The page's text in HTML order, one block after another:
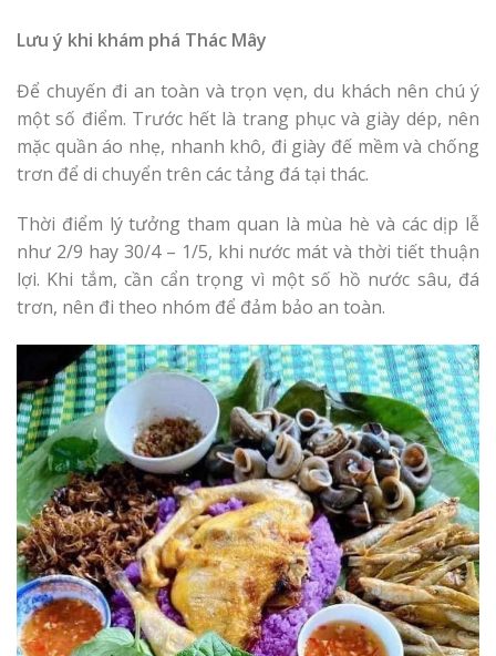
Lưu ý khi khám phá Thác Mây
Để chuyến đi an toàn và trọn vẹn, du khách nên chú ý
một số điểm. Trước hết là trang phục và giày dép, nên
mặc quần áo nhẹ, nhanh khô, đi giày đế mềm và chống
trơn để di chuyển trên các tảng đá tại thác.
Thời điểm lý tưởng tham quan là mùa hè và các dịp lễ
như 2/9 hay 30/4 – 1/5, khi nước mát và thời tiết thuận
lợi. Khi tắm, cần cẩn trọng vì một số hồ nước sâu, đá
trơn, nên đi theo nhóm để đảm bảo an toàn.